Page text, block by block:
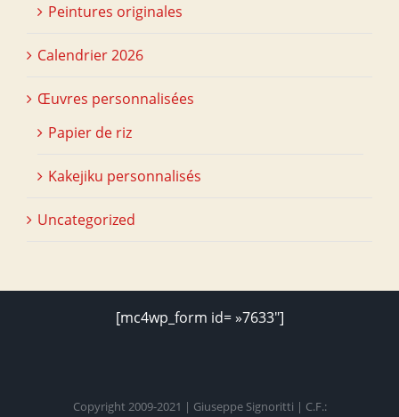
Peintures originales
Calendrier 2026
Œuvres personnalisées
Papier de riz
Kakejiku personnalisés
Uncategorized
[mc4wp_form id= »7633″]
Copyright 2009-2021 | Giuseppe Signoritti | C.F.: